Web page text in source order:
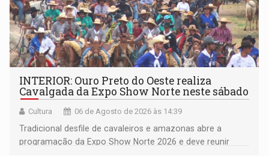
INTERIOR: Ouro Preto do Oeste realiza
Cavalgada da Expo Show Norte neste sábado
Cultura 06 de Agosto de 2026 às 14:39
Tradicional desfile de cavaleiros e amazonas abre a
programação da Expo Show Norte 2026 e deve reunir